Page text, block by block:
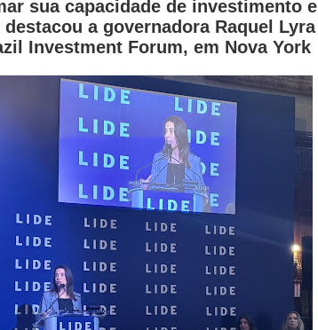
sua capacidade de investimento e
a governadora Raquel Lyra
Investment Forum, em Nova York